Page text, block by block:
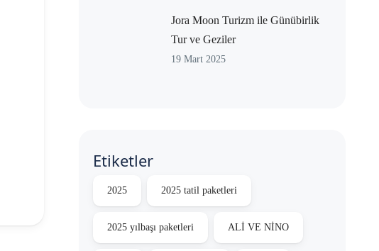
Jora Moon Turizm ile Günübirlik
Tur ve Geziler
19 Mart 2025
Etiketler
2025 2025 tatil paketleri
2025 yılbaşı paketleri ALİ VE NİNO